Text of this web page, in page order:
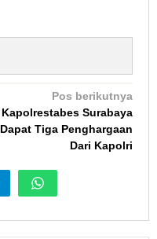
Pos berikutnya
Kapolrestabes Surabaya
Dapat Tiga Penghargaan
Dari Kapolri